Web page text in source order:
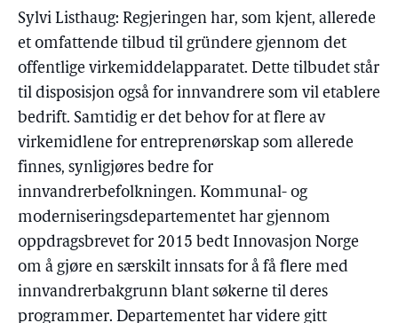
Sylvi Listhaug: Regjeringen har, som kjent, allerede
et omfattende tilbud til gründere gjennom det
offentlige virkemiddelapparatet. Dette tilbudet står
til disposisjon også for innvandrere som vil etablere
bedrift. Samtidig er det behov for at flere av
virkemidlene for entreprenørskap som allerede
finnes, synligjøres bedre for
innvandrerbefolkningen. Kommunal- og
moderniseringsdepartementet har gjennom
oppdragsbrevet for 2015 bedt Innovasjon Norge
om å gjøre en særskilt innsats for å få flere med
innvandrerbakgrunn blant søkerne til deres
programmer. Departementet har videre gitt